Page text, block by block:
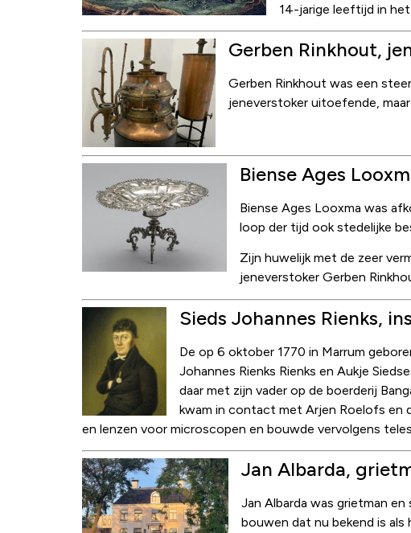
14-jarige leeftijd in het
Gerben Rinkhout,
Gerben Rinkhout was een
jeneverstoker uitoefende,
Biense Ages
Biense Ages Looxma was
loop der tijd ook stedelijke
Zijn huwelijk met de zeer
jeneverstoker Gerben
Sieds Johannes Rienks,
De op 6 oktober 1770 in Marrum
Johannes Rienks Rienks en Aukje
daar met zijn vader op de boerderij
kwam in contact met Arjen Roelofs en
en lenzen voor microscopen en bouwde vervolgens
Jan Albarda,
Jan Albarda was grietman
bouwen dat nu bekend is als